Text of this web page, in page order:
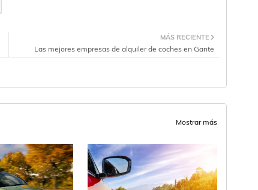
MÁS RECIENTE
Las mejores empresas de alquiler de coches en Gante
Mostrar más